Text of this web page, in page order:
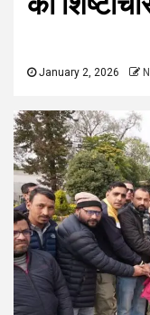
January 2, 2026